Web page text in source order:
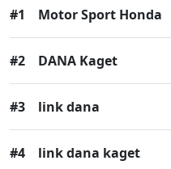
#1 Motor Sport Honda
#2 DANA Kaget
#3 link dana
#4 link dana kaget